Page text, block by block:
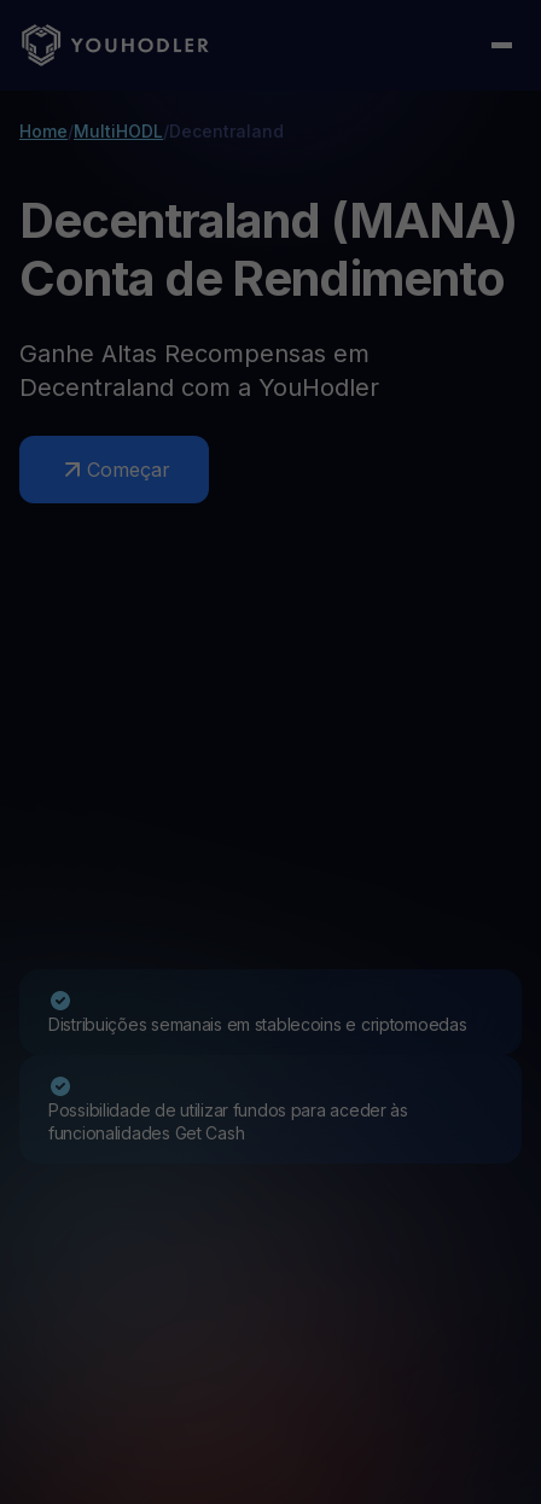
Home/MultiHODL/Decentraland
Decentraland (MANA)
Conta de Rendimento
Ganhe Altas Recompensas em
Decentraland com a YouHodler
Começar
Distribuições semanais em stablecoins e criptomoedas
Possibilidade de utilizar fundos para aceder às
funcionalidades Get Cash